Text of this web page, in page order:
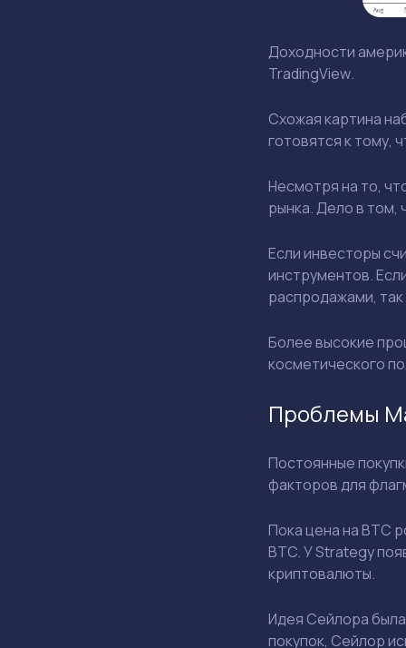
Доходности
TradingView.
Схожая картина
готовятся к тому,
Несмотря на то,
рынка. Дело в том,
Если инвесторы
инструментов.
распродажами,
Более высокие
косметического
Проблемы
Постоянные
факторов для
Пока цена на BTC
BTC. У Strategy
криптовалюты.
Идея Сейлора была
покупок, Сейлор